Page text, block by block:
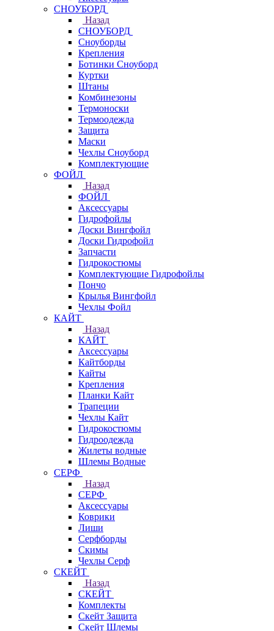
СНОУБОРД
Назад
СНОУБОРД
Сноуборды
Крепления
Ботинки Сноуборд
Куртки
Штаны
Комбинезоны
Термоноски
Термоодежда
Защита
Маски
Чехлы Сноуборд
Комплектующие
ФОЙЛ
Назад
ФОЙЛ
Аксессуары
Гидрофойлы
Доски Вингфойл
Доски Гидрофойл
Запчасти
Гидрокостюмы
Комплектующие Гидрофойлы
Пончо
Крылья Вингфойл
Чехлы Фойл
КАЙТ
Назад
КАЙТ
Аксессуары
Кайтборды
Кайты
Крепления
Планки Кайт
Трапеции
Чехлы Кайт
Гидрокостюмы
Гидроодежда
Жилеты водные
Шлемы Водные
СЕРФ
Назад
СЕРФ
Аксессуары
Коврики
Лиши
Серфборды
Скимы
Чехлы Cерф
СКЕЙТ
Назад
СКЕЙТ
Комплекты
Скейт Защита
Скейт Шлемы